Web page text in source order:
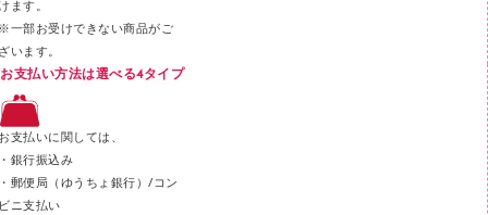
セロハンテープ
スティックのり
クリップ
ます。
一部お受けできない商品がご
います。
お支払い方法は選べる4タイプ
支払いに関しては、
銀行振込み
郵便局（ゆうちょ銀行）/コン
ニ支払い